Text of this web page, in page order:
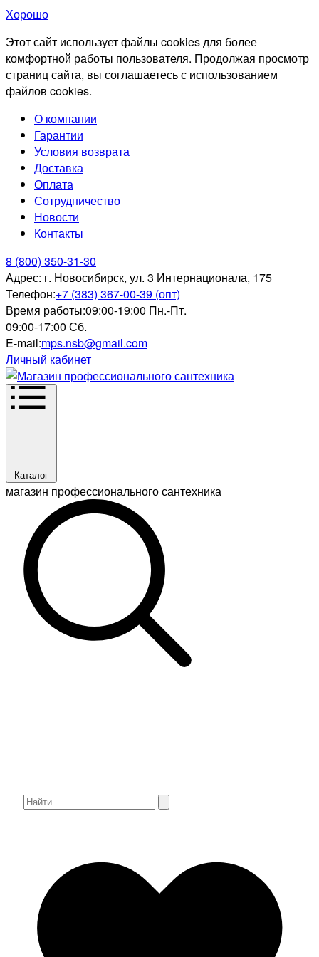
Хорошо
Этот сайт использует файлы cookies для более
комфортной работы пользователя. Продолжая просмотр
страниц сайта, вы соглашаетесь с использованием
файлов cookies.
О компании
Гарантии
Условия возврата
Доставка
Оплата
Сотрудничество
Новости
Контакты
8 (800) 350-31-30
Адрес: г. Новосибирск, ул. 3 Интернационала, 175
Телефон:+7 (383) 367-00-39 (опт)
Время работы:09:00-19:00 Пн.-Пт.
09:00-17:00 Сб.
E-mail:mps.nsb@gmail.com
Личный кабинет
Каталог
магазин профессионального сантехника